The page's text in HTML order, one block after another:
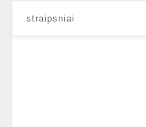
straipsniai